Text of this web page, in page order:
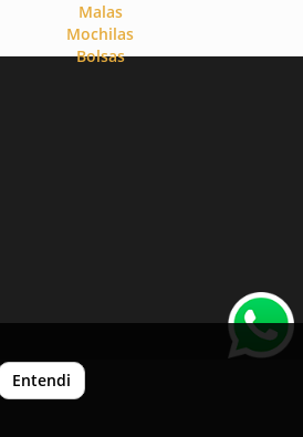
Malas
Mochilas
Bolsas
Entendi